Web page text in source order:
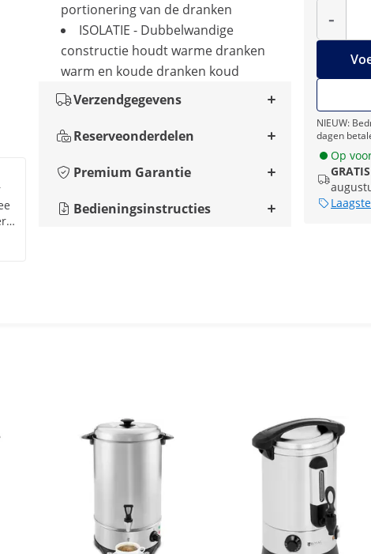
-
NIEUW:
dagen
Op
portionering van de dranken
ISOLATIE - Dubbelwandige
constructie houdt warme dranken
warm en koude dranken koud
Verzendgegevens
Reserveonderdelen
Premium Garantie
Bedieningsinstructies